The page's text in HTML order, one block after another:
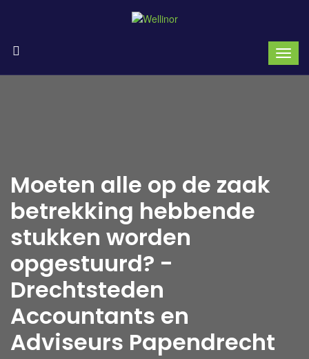
Moeten alle op de zaak
betrekking hebbende
stukken worden
opgestuurd? -
Drechtsteden
Accountants en
Adviseurs Papendrecht